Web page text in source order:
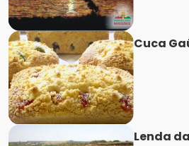
Cuca
Lenda